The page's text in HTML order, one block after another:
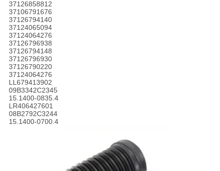
37126858812
37106791676
37126794140
37124065094
37124064276
37126796938
37126794148
37126796930
37126790220
37124064276
LL679413902
09B3342C2345
15.1400-0835.4
LR406427601
08B2792C3244
15.1400-0700.4